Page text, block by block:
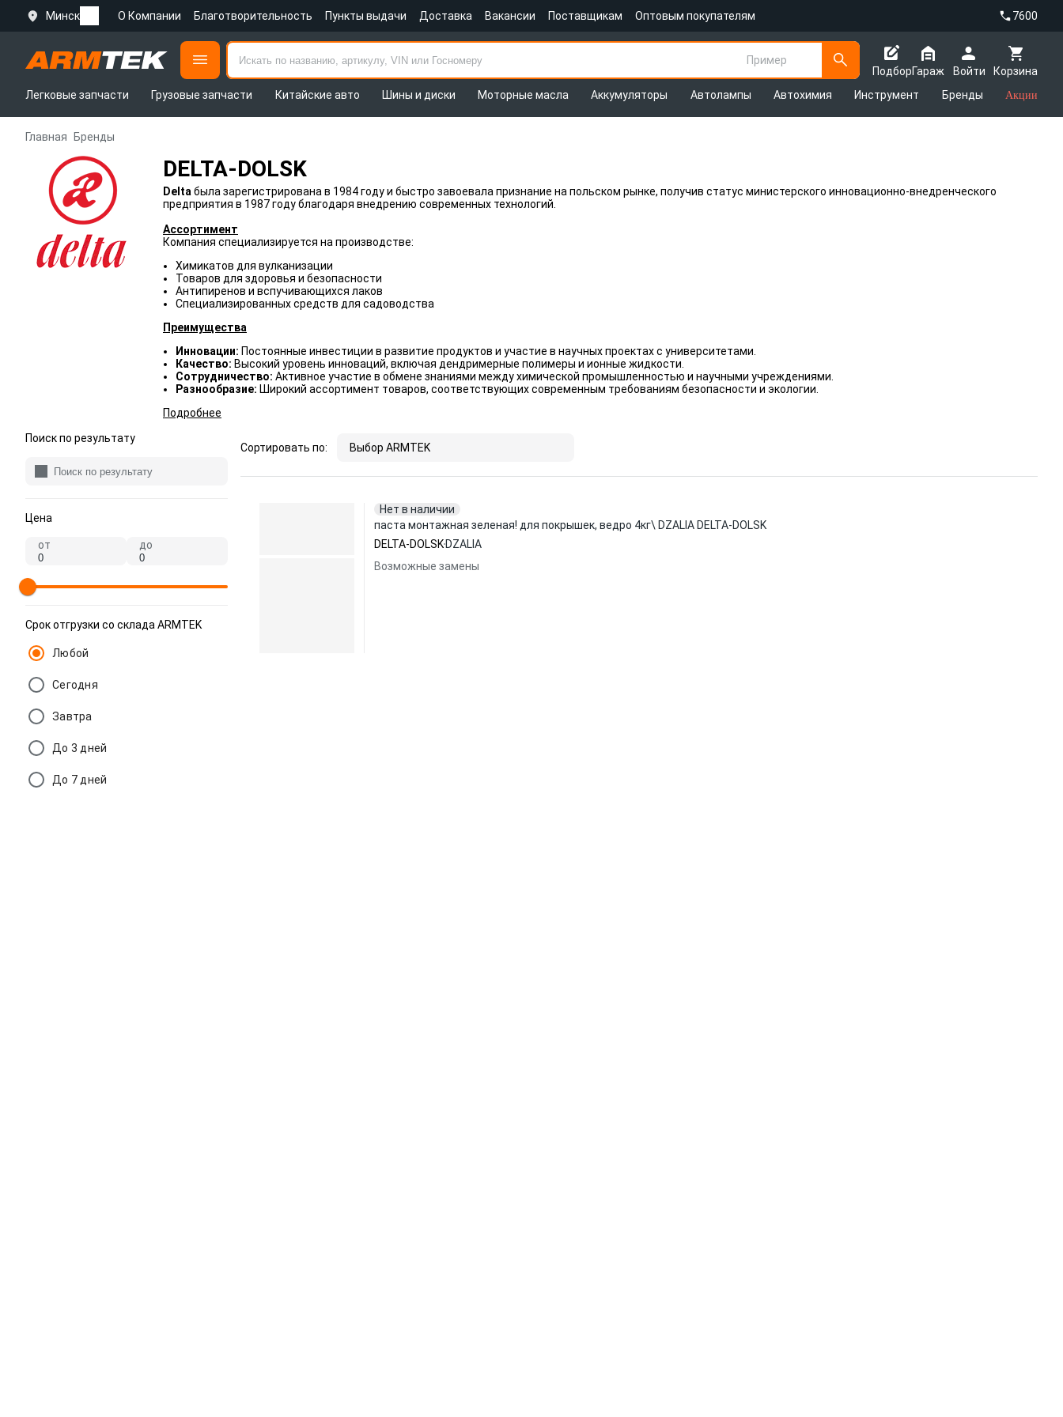
Минск О Компании Благотворительность Пункты выдачи Доставка Вакансии Поставщикам Оптовым покупателям 7600
Пример
Подбор
Корзина
Гараж
Войти
Легковые запчасти
Грузовые запчасти Китайские авто Шины и диски Моторные масла Аккумуляторы Автолампы Автохимия Инструмент Бренды Акции
Главная Бренды
DELTA-DOLSK
Delta была зарегистрирована в 1984 году и быстро завоевала признание на польском рынке, получив статус министерского инновационно-внедренческого
предприятия в 1987 году благодаря внедрению современных технологий.
Ассортимент
Компания специализируется на производстве:
Химикатов для вулканизации
Товаров для здоровья и безопасности
Антипиренов и вспучивающихся лаков
Специализированных средств для садоводства
Преимущества
Инновации: Постоянные инвестиции в развитие продуктов и участие в научных проектах с университетами.
Качество: Высокий уровень инноваций, включая дендримерные полимеры и ионные жидкости.
Сотрудничество: Активное участие в обмене знаниями между химической промышленностью и научными учреждениями.
Разнообразие: Широкий ассортимент товаров, соответствующих современным требованиям безопасности и экологии.
Подробнее
Поиск по результату
Цена
от до
Срок отгрузки со склада ARMTEK
Любой
Сегодня
Завтра
До 3 дней
До 7 дней
Сортировать по: Выбор ARMTEK
Нет в наличии
паста монтажная зеленая! для покрышек, ведро 4кг\ DZALIA DELTA-DOLSK
DELTA-DOLSK DZALIA
Возможные замены